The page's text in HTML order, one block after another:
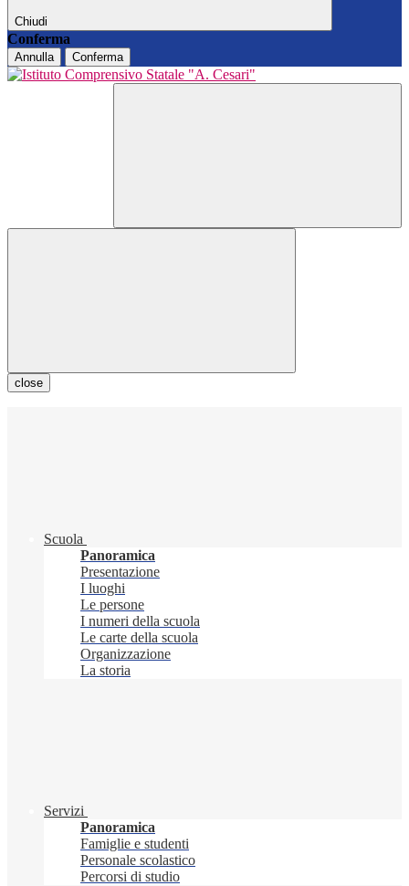
Chiudi
Conferma
Annulla Conferma
close
Scuola
Panoramica
Presentazione
I luoghi
Le persone
I numeri della scuola
Le carte della scuola
Organizzazione
La storia
Servizi
Panoramica
Famiglie e studenti
Personale scolastico
Percorsi di studio